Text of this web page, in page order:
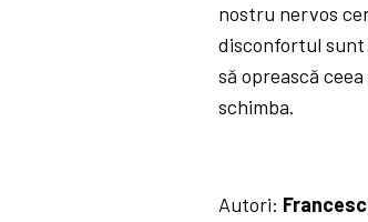
nostru nervos
disconfortul sunt
să oprească
schimba.
Autori: